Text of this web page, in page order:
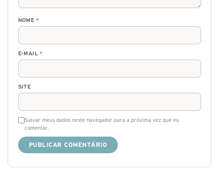
NOME *
E-MAIL*
SITE
Salvar meus dados neste navegador para a próxima vez que eu
comentar.